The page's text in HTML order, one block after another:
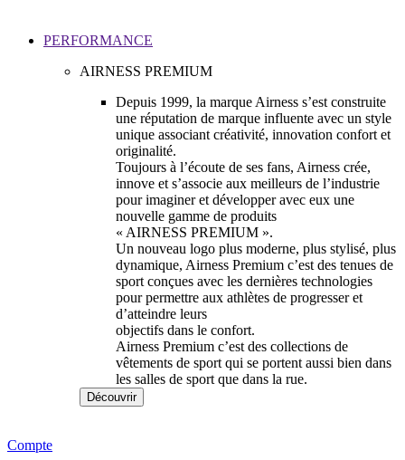
PERFORMANCE
AIRNESS PREMIUM
Depuis 1999, la marque Airness s’est construite
une réputation de marque influente avec un style
unique associant créativité, innovation confort et
originalité.
Toujours à l’écoute de ses fans, Airness crée,
innove et s’associe aux meilleurs de l’industrie
pour imaginer et développer avec eux une
nouvelle gamme de produits
« AIRNESS PREMIUM ».
Un nouveau logo plus moderne, plus stylisé, plus
dynamique, Airness Premium c’est des tenues de
sport conçues avec les dernières technologies
pour permettre aux athlètes de progresser et
d’atteindre leurs
objectifs dans le confort.
Airness Premium c’est des collections de
vêtements de sport qui se portent aussi bien dans
les salles de sport que dans la rue.
Découvrir
Compte